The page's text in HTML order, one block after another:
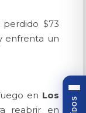
perdido $73
enfrenta un
en Los
reabrir en